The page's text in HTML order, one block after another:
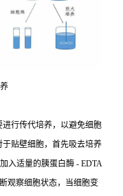
进行传代培养，以避免细胞
贴壁细胞，首先吸去培养
入适量的胰蛋白酶 - EDTA
观察细胞状态，当细胞变